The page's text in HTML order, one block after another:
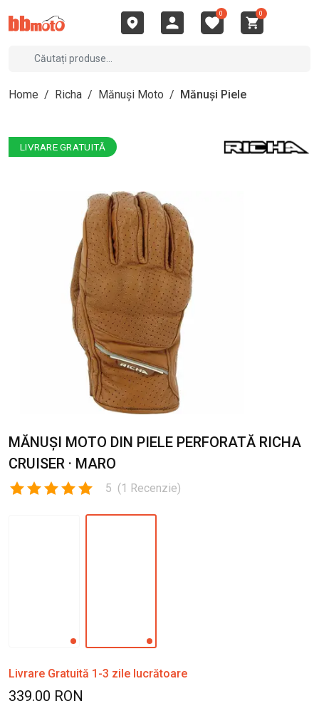
0 0
Home / Richa / Mănuși Moto / Mănuși Piele
LIVRARE GRATUITĂ
MĂNUȘI MOTO DIN PIELE PERFORATĂ RICHA
CRUISER · MARO
5 (1 Recenzie)
Livrare Gratuită 1-3 zile lucrătoare
339.00 RON